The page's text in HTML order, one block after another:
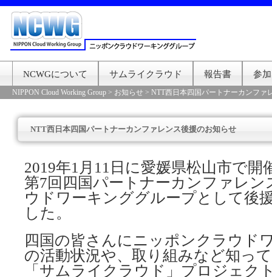
NCWGについて サムライクラウド 報告書 参
NIPPON Cloud Working Group > お知らせ > NTT西日本四国パートナーカンファ
NTT西日本四国パートナーカンファレンス後援のお知らせ
2019年1月11日に愛媛県松山市で開
第7回四国パートナーカンファレ
ウドワーキンググループとして後
した。
四国の皆さんにニッポンクラウド
の活動状況や、取り組みなど知っ
「サムライクラウド」プロジェク